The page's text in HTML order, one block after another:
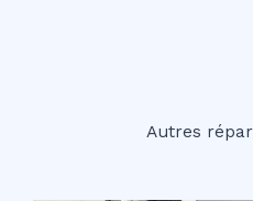
Autres